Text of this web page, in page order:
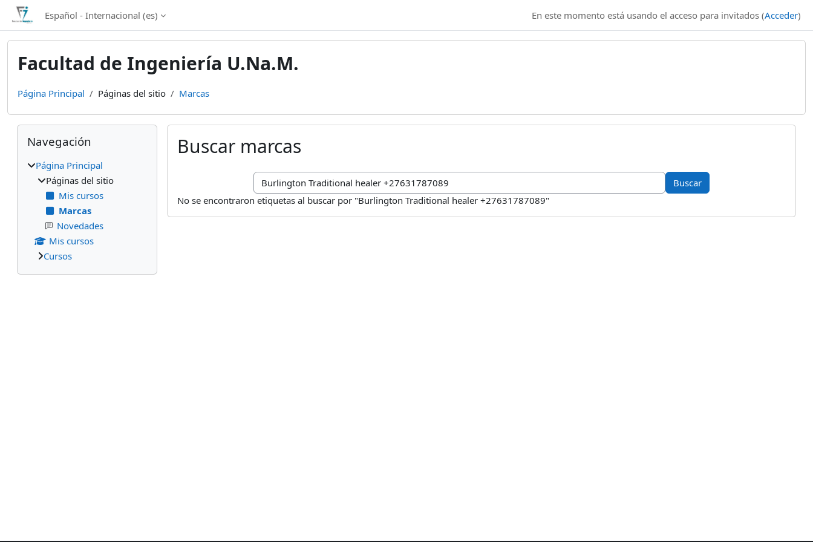
Salta al contenido principal
Español - Internacional ‎(es)‎ En este momento está usando el acceso para invitados (Acceder)
Facultad de Ingeniería U.Na.M.
Página Principal Páginas del sitio Marcas
Buscar marcas
Buscar marcas
No se encontraron etiquetas al buscar por "Burlington Traditional healer +27631787089"
Bloques
Salta Navegación
Navegación
Página Principal
Páginas del sitio
Mis cursos
Marcas
Novedades
Mis cursos
Cursos